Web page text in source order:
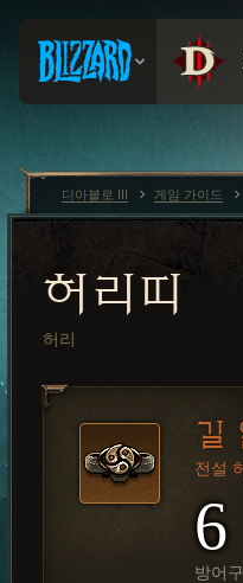
허리띠
허리
길
전설
6
방어구
디아블로 III 게임 가이드